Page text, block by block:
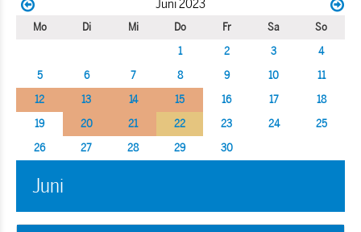
Juni 2023
Mo Di Mi Do Fr Sa
So
1
2 3
4
5
6 7 8 9 10
11
12
13 14 15 16 17
18
19
20 21 22 23 24
25
26
27 28 29 30
Juni